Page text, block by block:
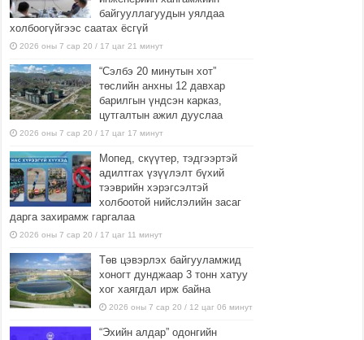
байгууллагуудын уялдаа
холбоогүйгээс саатах ёсгүй
2026 оны 7 сар 20 / 17 цаг 21 минут
“Сэлбэ 20 минутын хот”
төслийн анхны 12 давхар
барилгын үндсэн карказ,
цутгалтын ажил дууслаа
2026 оны 7 сар 20 / 17 цаг 17 минут
Мопед, скүүтер, тэдгээртэй
адилтгах үзүүлэлт бүхий
тээврийн хэрэгсэлтэй
холбоотой нийслэлийн засаг
дарга захирамж гаргалаа
2026 оны 7 сар 20 / 17 цаг 11 минут
Төв цэвэрлэх байгууламжид
хоногт дунджаар 3 тонн хатуу
хог хаягдал ирж байна
2026 оны 7 сар 20 / 12 цаг 06 минут
“Эхийн алдар” одонгийн